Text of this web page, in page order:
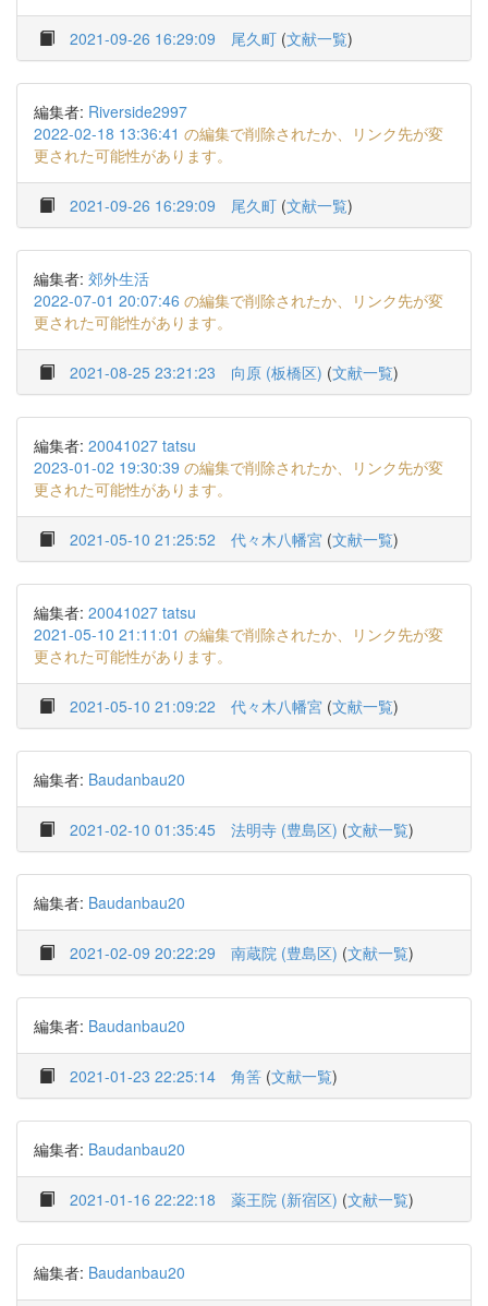
2021-09-26 16:29:09 尾久町 (文献一覧)
編集者: Riverside2997
2022-02-18 13:36:41 の編集で削除されたか、リンク先が変
更された可能性があります。
2021-09-26 16:29:09 尾久町 (文献一覧)
編集者: 郊外生活
2022-07-01 20:07:46 の編集で削除されたか、リンク先が変
更された可能性があります。
2021-08-25 23:21:23 向原 (板橋区) (文献一覧)
編集者: 20041027 tatsu
2023-01-02 19:30:39 の編集で削除されたか、リンク先が変
更された可能性があります。
2021-05-10 21:25:52 代々木八幡宮 (文献一覧)
編集者: 20041027 tatsu
2021-05-10 21:11:01 の編集で削除されたか、リンク先が変
更された可能性があります。
2021-05-10 21:09:22 代々木八幡宮 (文献一覧)
編集者: Baudanbau20
2021-02-10 01:35:45 法明寺 (豊島区) (文献一覧)
編集者: Baudanbau20
2021-02-09 20:22:29 南蔵院 (豊島区) (文献一覧)
編集者: Baudanbau20
2021-01-23 22:25:14 角筈 (文献一覧)
編集者: Baudanbau20
2021-01-16 22:22:18 薬王院 (新宿区) (文献一覧)
編集者: Baudanbau20